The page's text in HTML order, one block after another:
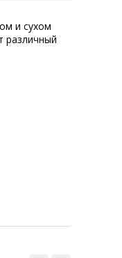
и сухом
различный